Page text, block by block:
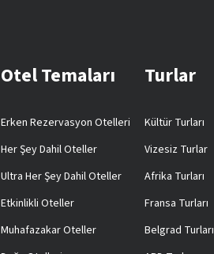
Otel Temaları
Erken Rezervasyon Otelleri
Her Şey Dahil Oteller
Ultra Her Şey Dahil Oteller
Etkinlikli Oteller
Muhafazakar Oteller
Turlar
Kültür Turları
Vizesiz Turlar
Afrika Turları
Fransa Turları
Belgrad Turları